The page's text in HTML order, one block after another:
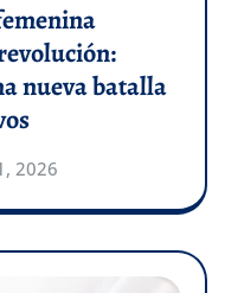
nueva batalla
2026